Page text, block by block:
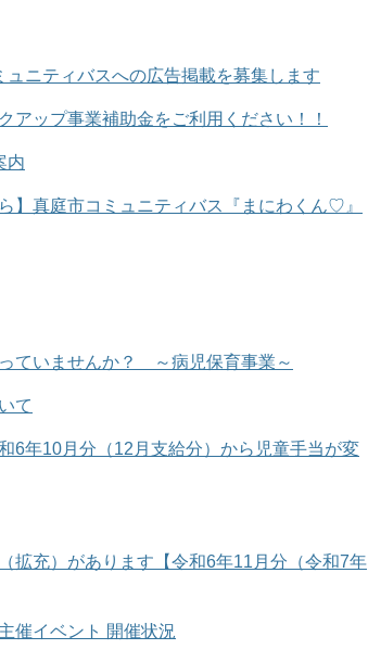
ュニティバスへの広告掲載を募集します
アップ事業補助金をご利用ください！！
内
】真庭市コミュニティバス『まにわくん♡』
ていませんか？ ～病児保育事業～
て
6年10月分（12月支給分）から児童手当が変
拡充）があります【令和6年11月分（令和7年
催イベント 開催状況